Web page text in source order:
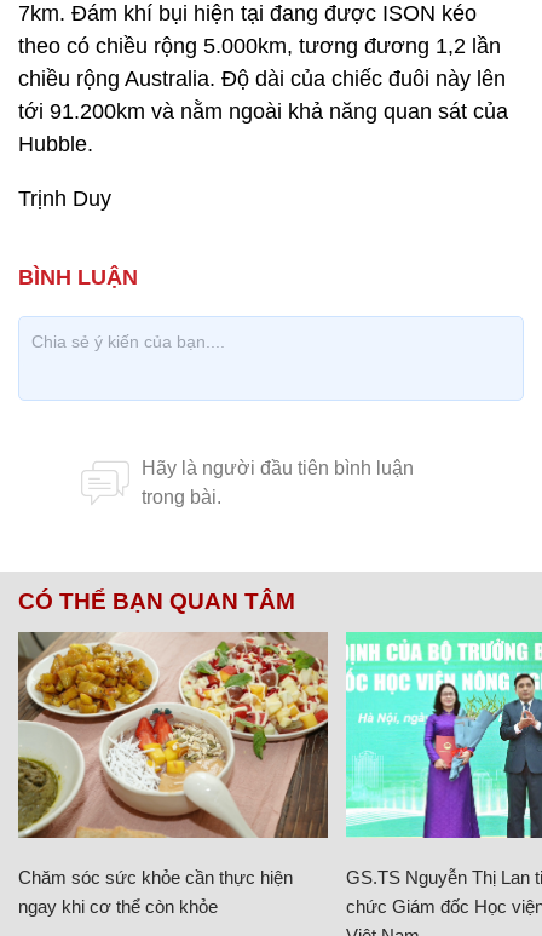
7km. Đám khí bụi hiện tại đang được ISON kéo
theo có chiều rộng 5.000km, tương đương 1,2 lần
chiều rộng Australia. Độ dài của chiếc đuôi này lên
tới 91.200km và nằm ngoài khả năng quan sát của
Hubble.
Trịnh Duy
CÓ THỂ BẠN QUAN TÂM
Chăm sóc sức khỏe cần thực hiện
ngay khi cơ thể còn khỏe
GS.TS Nguyễn Thị Lan
chức Giám đốc Học